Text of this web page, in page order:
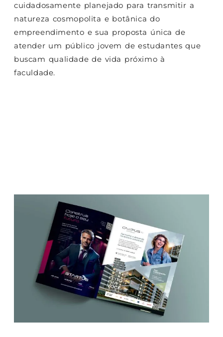
cuidadosamente planejado para transmitir a
natureza cosmopolita e botânica do
empreendimento e sua proposta única de
atender um público jovem de estudantes que
buscam qualidade de vida próximo à
faculdade.